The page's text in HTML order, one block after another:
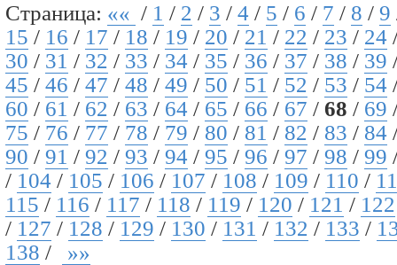
Страница: «« / 1 / 2 / 3 / 4 / 5 / 6 / 7 / 8 / 9
15 / 16 / 17 / 18 / 19 / 20 / 21 / 22 / 23 / 24
30 / 31 / 32 / 33 / 34 / 35 / 36 / 37 / 38 / 39
45 / 46 / 47 / 48 / 49 / 50 / 51 / 52 / 53 / 54
60 / 61 / 62 / 63 / 64 / 65 / 66 / 67 / 68 / 69
75 / 76 / 77 / 78 / 79 / 80 / 81 / 82 / 83 / 84
90 / 91 / 92 / 93 / 94 / 95 / 96 / 97 / 98 / 99
/ 104 / 105 / 106 / 107 / 108 / 109 / 110 /
115 / 116 / 117 / 118 / 119 / 120 / 121 / 122
/ 127 / 128 / 129 / 130 / 131 / 132 / 133 /
138 / »»